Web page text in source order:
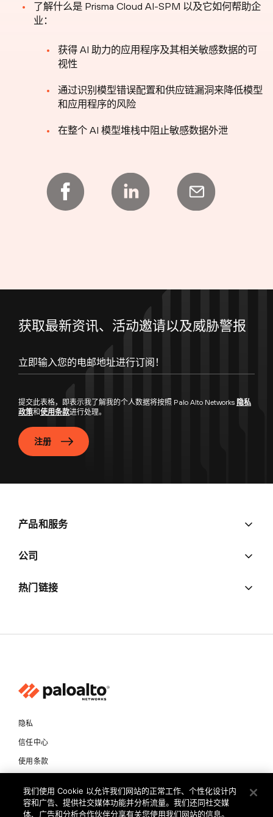
了解什么是 Prisma Cloud AI-SPM 以及它如何帮助企
业：
获得 AI 助力的应用程序及其相关敏感数据的可
视性
通过识别模型错误配置和供应链漏洞来降低模型
和应用程序的风险
在整个 AI 模型堆栈中阻止敏感数据外泄
获取最新资讯、活动邀请以及威胁警报
提交此表格，即表示我了解我的个人数据将按照 Palo Alto Networks 隐私
政策和使用条款进行处理。
注册
产品和服务
公司
热门链接
隐私
信任中心
使用条款
版权所有 © 2026 Palo Alto Networks。保留所有权利
我们使用 Cookie 以允许我们网站的正常工作、个性化设计内
容和广告、提供社交媒体功能并分析流量。我们还同社交媒
体、广告和分析合作伙伴分享有关您使用我们网站的信息。